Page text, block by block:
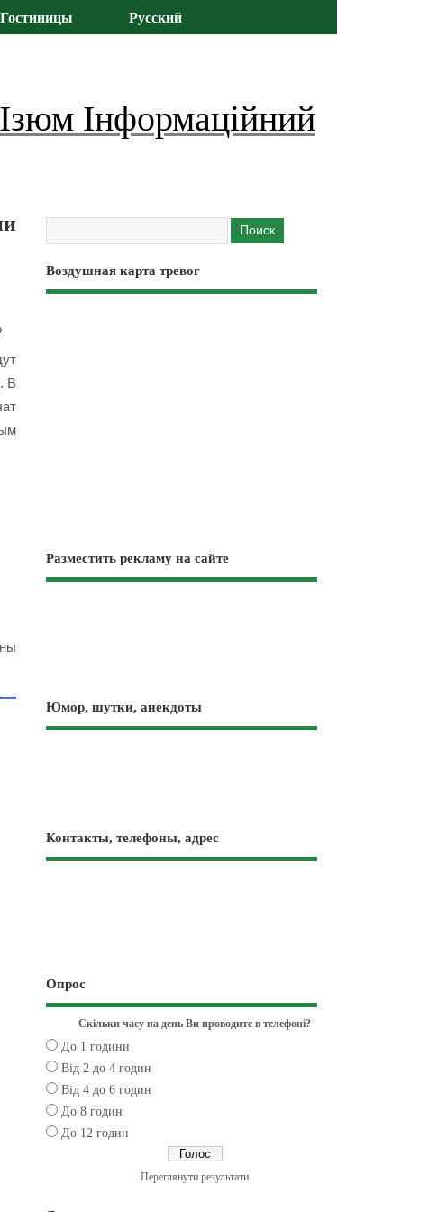
Гостиницы Русский
Ізюм Інформаційний
В
—
Воздушная карта тревог
Разместить рекламу на сайте
Юмор, шутки, анекдоты
Контакты, телефоны, адрес
Опрос
Скільки часу на день Ви проводите в телефоні?
До 1 години
Від 2 до 4 годин
Від 4 до 6 годин
До 8 годин
До 12 годин
Переглянути результати